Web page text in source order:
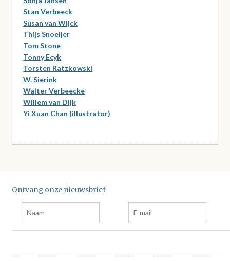
Stan Verbeeck
Susan van Wijck
Thijs Snoeijer
Tom Stone
Tonny Ecyk
Torsten Ratzkowski
W. Sierink
Walter Verbeecke
Willem van Dijk
Yi Xuan Chan (illustrator)
Ontvang onze nieuwsbrief